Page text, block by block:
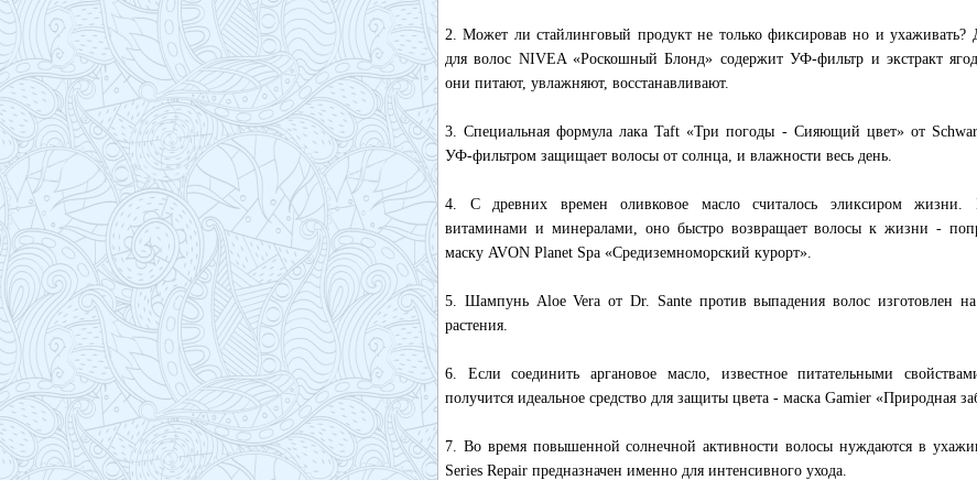
2. Может ли стайлинговый продукт не только фиксировав но и ухаживать?
для волос NIVEA «Роскошный Блонд» содержит УФ-фильтр и экстракт
они питают, увлажняют, восстанавливают.
3. Специальная формула лака Taft «Три погоды - Сияющий цвет» от
УФ-фильтром защищает волосы от солнца, и влажности весь день.
4. С древних времен оливковое масло считалось эликсиром жизни.
витаминами и минералами, оно быстро возвращает волосы к жизни -
маску AVON Planet Spa «Средиземноморский курорт».
5. Шампунь Aloe Vera от Dr. Sante против выпадения волос изготовлен на
растения.
6. Если соединить аргановое масло, известное питательными
получится идеальное средство для защиты цвета - маска Gamier «Природная
7. Во время повышенной солнечной активности волосы нуждаются в
Series Repair предназначен именно для интенсивного ухода.